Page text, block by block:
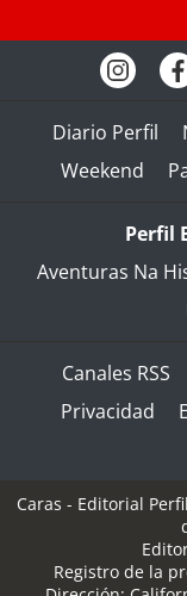
Diario Perfil
Weekend
Perfil
Aventuras Na
Canales RSS
Privacidad
Caras - Editorial
Registro de la